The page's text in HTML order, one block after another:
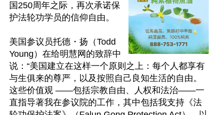
国250周年之际，再次承诺保
护法轮功学员的信仰自由。
美国参议员托德・扬（Todd
Young）在给明慧网的致辞中
说：“美国建立在这样一个原则之上：每个人都享有
与生俱来的尊严，以及按照自己良知生活的自由。
这些价值观 ——包括宗教自由、人权和法治——一
直指导著我在参议院的工作，其中包括我支持《法